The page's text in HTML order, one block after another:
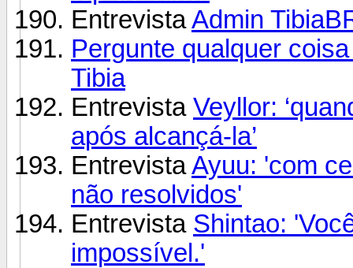
EntrevistaAdmin
Pergunte qualquer
Tibia
Entrevista Veyllor:
após alcançá-la’
EntrevistaAyuu: 'com
não resolvidos'
Entrevista Shintao:
impossível.'